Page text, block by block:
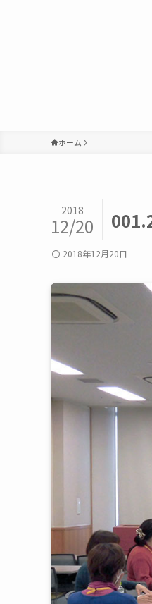
ホーム
2018
12/20
2018年12月20日